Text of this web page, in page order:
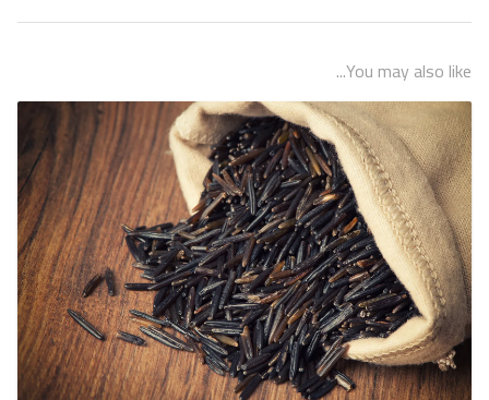
You may also like...